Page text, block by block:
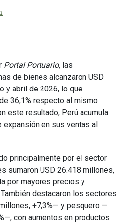
Portal Portuario, las
de bienes alcanzaron USD
y abril de 2026, lo que
36,1% respecto al mismo
este resultado, Perú acumula
en sus ventas al
principalmente por el sector
sumaron USD 26.418 millones,
por mayores precios y
destacaron los sectores
+7,3%— y pesquero —
con aumentos en productos